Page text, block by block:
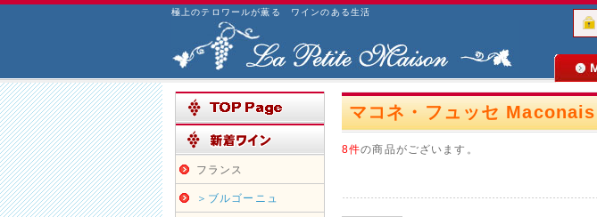
極上のテロワールが薫る ワインのある生活
フランス
＞ブルゴーニュ
マコネ・フュッセ Maconais
8件の商品がございます。